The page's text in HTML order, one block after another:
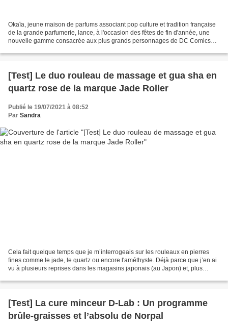
Okaïa, jeune maison de parfums associant pop culture et tradition française
de la grande parfumerie, lance, à l'occasion des fêtes de fin d'année, une
nouvelle gamme consacrée aux plus grands personnages de DC Comics
[Test] Le duo rouleau de massage et gua sha en
quartz rose de la marque Jade Roller
Publié le 19/07/2021 à 08:52
Par Sandra
Cela fait quelque temps que je m’interrogeais sur les rouleaux en pierres
fines comme le jade, le quartz ou encore l'améthyste. Déjà parce que j’en ai
vu à plusieurs reprises dans les magasins japonais (au Japon) et, plus
[Test] La cure minceur D-Lab : Un programme
brûle-graisses et l’absolu de Norpal